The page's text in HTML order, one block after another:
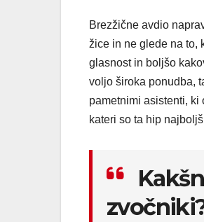
Brezžične avdio
žice in ne glede na to,
glasnost in boljšo
voljo široka ponudba,
pametnimi asistenti,
kateri so ta hip